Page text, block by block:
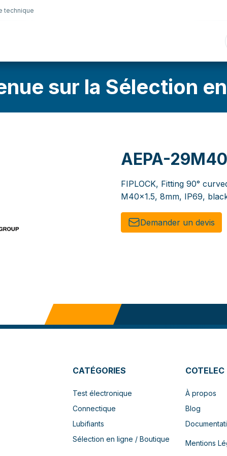
technique
Sélection en
sur la Sélection
AEPA-
FIPLOCK, Fitting 90°
M40x1.5, 8mm, IP69,
Demander un de​​vis​​
CATÉGORIES
Test électronique
Connectique
Lubifiants
Sélection en ligne / Boutique
COTELEC
À propos
Blog
Mentions